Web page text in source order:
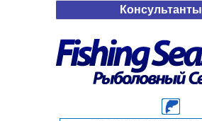
Консультанты